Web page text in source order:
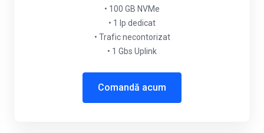
• 100 GB NVMe
• 1 Ip dedicat
• Trafic necontorizat
• 1 Gbs Uplink
Comandă acum